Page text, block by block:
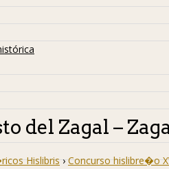
del Zagal –
Hislibris › Concurso hislibre�o